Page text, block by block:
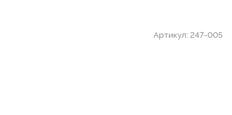
Артикул: 247-005